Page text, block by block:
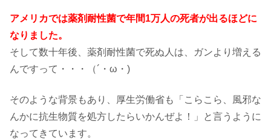
アメリカでは薬剤耐性菌で年間1万人の死者が出るほどに
なりました。
そして数十年後、薬剤耐性菌で死ぬ人は、ガンより増える
んですって・・・（´・ω・)
そのような背景もあり、厚生労働省も「こらこら、風邪な
んかに抗生物質を処方したらいかんぜよ！」と言うように
なってきています。